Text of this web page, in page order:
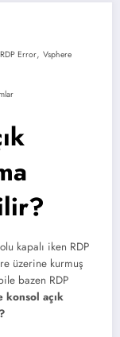
Error, Vsphere
kapalı iken RDP
üzerine kurmuş
bazen RDP
konsol açık